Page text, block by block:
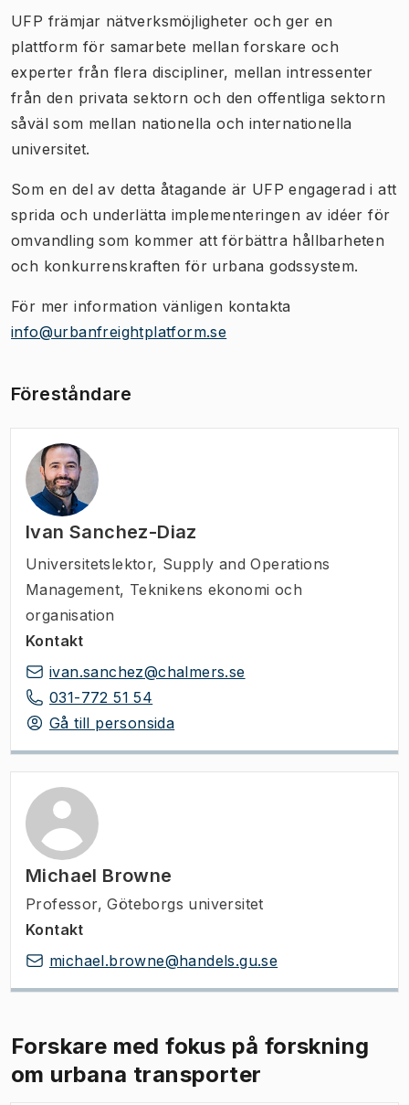
UFP främjar nätverksmöjligheter och ger en
plattform för samarbete mellan forskare och
experter från flera discipliner, mellan intressenter
från den privata sektorn och den offentliga sektorn
såväl som mellan nationella och internationella
universitet.
Som en del av detta åtagande är UFP engagerad i att
sprida och underlätta implementeringen av idéer för
omvandling som kommer att förbättra hållbarheten
och konkurrenskraften för urbana godssystem.
För mer information vänligen kontakta
info@urbanfreightplatform.se
Föreståndare
Ivan Sanchez-Diaz
Universitetslektor, Supply and Operations
Management, Teknikens ekonomi och
organisation
Kontakt
ivan.sanchez@chalmers.se
031-772 51 54
Gå till personsida
Michael Browne
Professor, Göteborgs universitet
Kontakt
michael.browne@handels.gu.se
Forskare med fokus på forskning
om urbana transporter